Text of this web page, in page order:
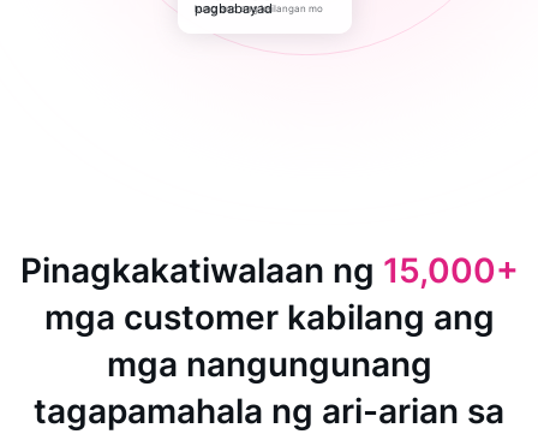
kung ano ang kailangan mo
Pinagkakatiwalaan ng 15,000+
mga customer kabilang ang
mga nangungunang
tagapamahala ng ari-arian sa